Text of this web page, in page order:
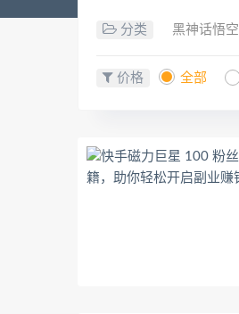
分类 黑神话悟空
价格 全部